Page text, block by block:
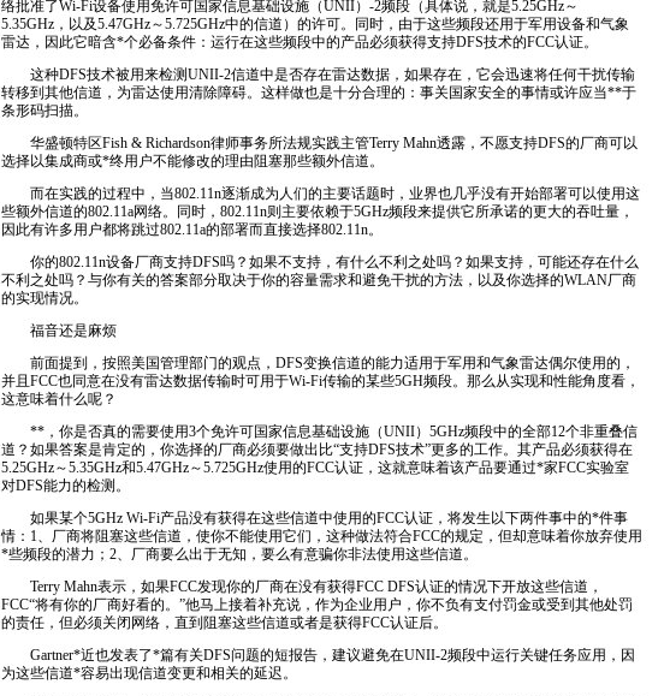
络批准了Wi-Fi设备使用免许可国家信息基础设施（UNII）-2频段（具体说，就是5.25GHz～
5.35GHz，以及5.47GHz～5.725GHz中的信道）的许可。同时，由于这些频段还用于军用设备和气象
雷达，因此它暗含*个必备条件：运行在这些频段中的产品必须获得支持DFS技术的FCC认证。
这种DFS技术被用来检测UNII-2信道中是否存在雷达数据，如果存在，它会迅速将任何干扰传输
转移到其他信道，为雷达使用清除障碍。这样做也是十分合理的：事关国家安全的事情或许应当**于
条形码扫描。
华盛顿特区Fish & Richardson律师事务所法规实践主管Terry Mahn透露，不愿支持DFS的厂商可以
选择以集成商或*终用户不能修改的理由阻塞那些额外信道。
而在实践的过程中，当802.11n逐渐成为人们的主要话题时，业界也几乎没有开始部署可以使用这
些额外信道的802.11a网络。同时， 802.11n则主要依赖于5GHz频段来提供它所承诺的更大的吞吐量，
因此有许多用户都将跳过802.11a的部署而直接选择802.11n。
你的802.11n设备厂商支持DFS吗？如果不支持，有什么不利之处吗？如果支持，可能还存在什么
不利之处吗？与你有关的答案部分取决于你的容量需求和避免干扰的方法，以及你选择的WLAN厂商
的实现情况。
福音还是麻烦
前面提到，按照美国管理部门的观点， DFS变换信道的能力适用于军用和气象雷达偶尔使用的，
并且FCC也同意在没有雷达数据传输时可用于Wi-Fi传输的某些5GH频段。那么从实现和性能角度看，
这意味着什么呢？
** ，你是否真的需要使用3个免许可国家信息基础设施（UNII）5GHz频段中的全部12个非重叠信
道？如果答案是肯定的，你选择的厂商必须要做出比“支持DFS技术”更多的工作。其产品必须获得在
5.25GHz～5.35GHz和5.47GHz～5.725GHz使用的FCC认证，这就意味着该产品要通过*家FCC实验室
对DFS能力的检测。
如果某个5GHz Wi-Fi产品没有获得在这些信道中使用的FCC认证，将发生以下两件事中的*件事
情：1、厂商将阻塞这些信道，使你不能使用它们，这种做法符合FCC的规定，但却意味着你放弃使用
*些频段的潜力；2、厂商要么出于无知，要么有意骗你非法使用这些信道。
Terry Mahn表示，如果FCC发现你的厂商在没有获得FCC DFS认证的情况下开放这些信道，
FCC“将有你的厂商好看的。”他马上接着补充说，作为企业用户，你不负有支付罚金或受到其他处罚
的责任，但必须关闭网络，直到阻塞这些信道或者是获得FCC认证后。
Gartner*近也发表了*篇有关DFS问题的短报告，建议避免在UNII-2频段中运行关键任务应用，因
为这些信道*容易出现信道变更和相关的延迟。